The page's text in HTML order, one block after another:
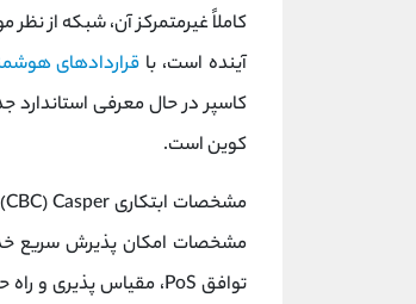
کاملاً غیرمتمرکز آن، شبکه از نظر
آینده است، با قراردادهای
کوین است.